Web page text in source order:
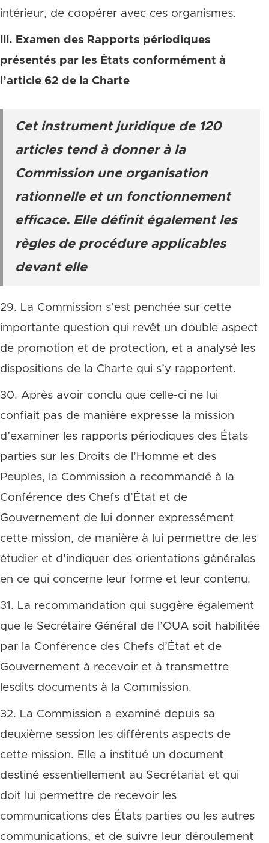
intérieur, de coopérer avec ces organismes.
III. Examen des Rapports périodiques
présentés par les États conformément à
l’article 62 de la Charte
Cet instrument juridique de 120
articles tend à donner à la
Commission une organisation
rationnelle et un fonctionnement
efficace. Elle définit également les
règles de procédure applicables
devant elle
29. La Commission s’est penchée sur cette
importante question qui revêt un double aspect
de promotion et de protection, et a analysé les
dispositions de la Charte qui s’y rapportent.
30. Après avoir conclu que celle-ci ne lui
confiait pas de manière expresse la mission
d’examiner les rapports périodiques des États
parties sur les Droits de l’Homme et des
Peuples, la Commission a recommandé à la
Conférence des Chefs d’État et de
Gouvernement de lui donner expressément
cette mission, de manière à lui permettre de les
étudier et d’indiquer des orientations générales
en ce qui concerne leur forme et leur contenu.
31. La recommandation qui suggère également
que le Secrétaire Général de l’OUA soit habilitée
par la Conférence des Chefs d’État et de
Gouvernement à recevoir et à transmettre
lesdits documents à la Commission.
32. La Commission a examiné depuis sa
deuxième session les différents aspects de
cette mission. Elle a institué un document
destiné essentiellement au Secrétariat et qui
doit lui permettre de recevoir les
communications des États parties ou les autres
communications, et de suivre leur déroulement